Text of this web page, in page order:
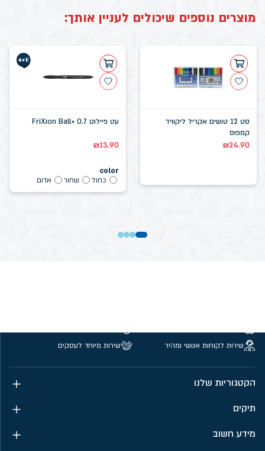
מוצרים נוספים שיכולים לעניין אותך:
סט 12 טושים אקריל ליקוויד
קמפוס
₪24.90
עט פיילוט FriXion Ball+ 0.7
₪13.90
color
כחול
שחור אדום
שירות לקוחות אנושי ומהיר
שירות מיוחד לעסקים
הקטגוריות שלנו
תיקים
מידע חשוב